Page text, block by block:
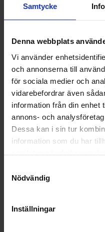
Samtycke
Denna webbplats
Vi använder
och annonserna till
för sociala medier och
vidarebefordrar även
information från din enhet
annons- och
Dessa kan i sin tur
information som du har
Nödvändig
Inställningar
Dessutom kan vi agera ombud
avfall-hantering hur vi kan hjälpa
lagar och regler inom
en gedigen utbildning i
renhållningsbolaget NSR.
till en mängd bolag i regionen.